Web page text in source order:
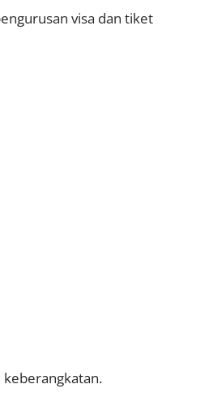
visa dan tiket
keberangkatan.